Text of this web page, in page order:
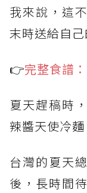
我來說，這
末時送給自己
👉完整食譜
夏天趕稿時
辣醬天使冷麵
台灣的夏天
後，長時間